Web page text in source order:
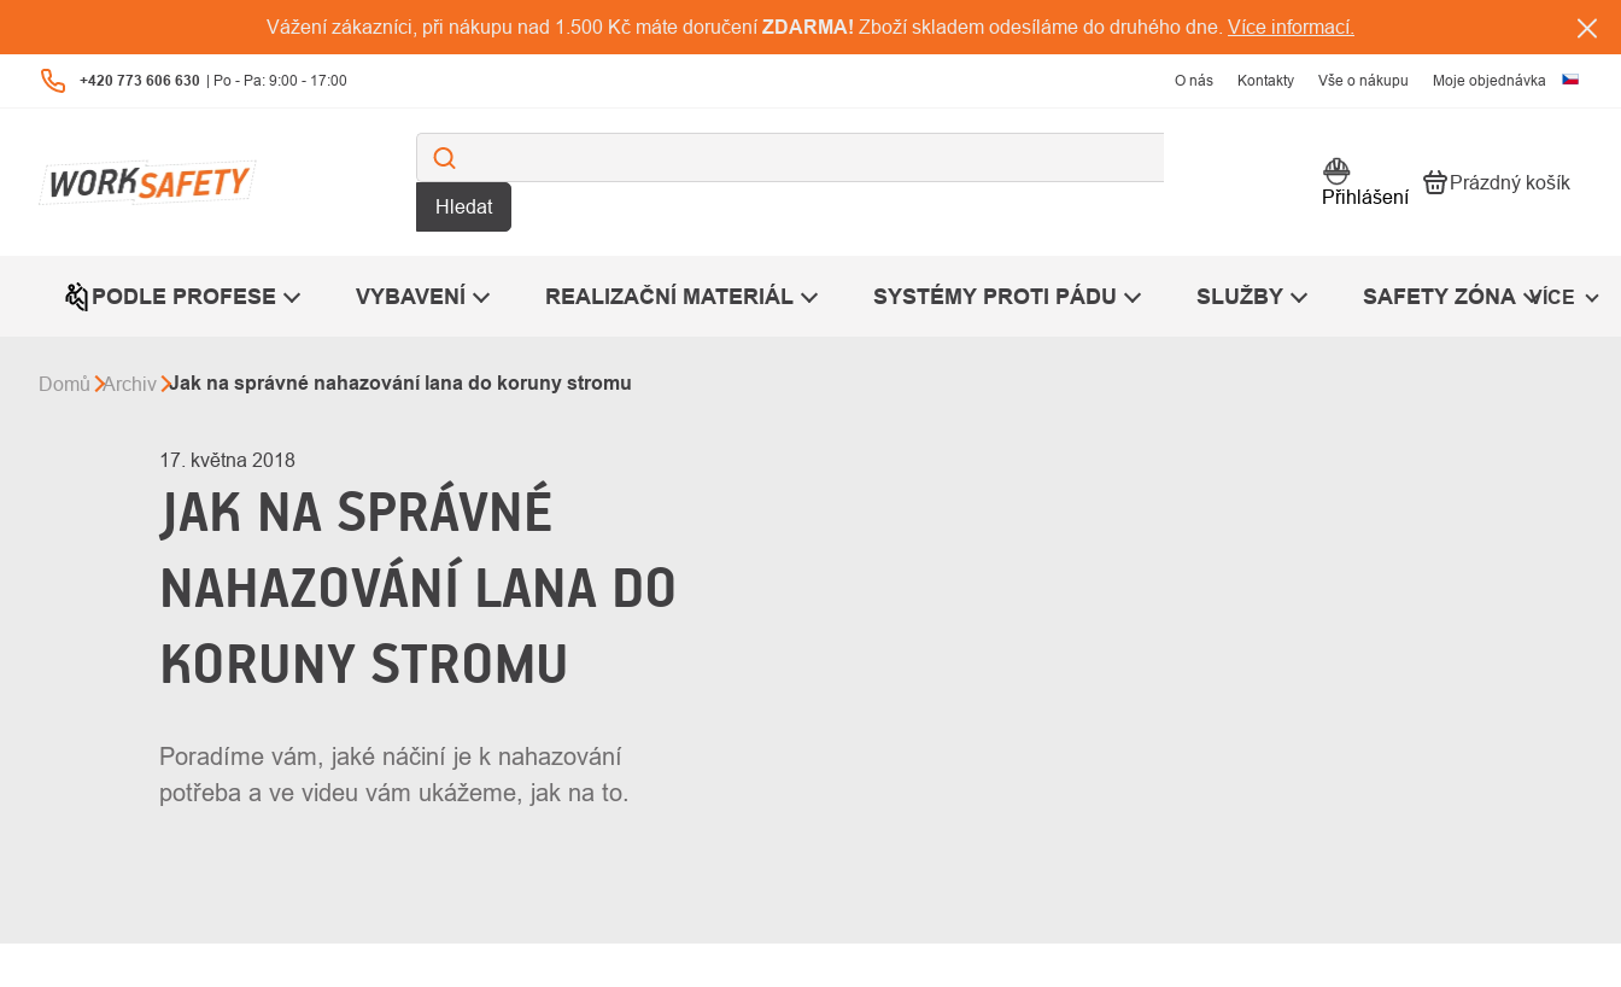
obsah
Vážení zákazníci, při nákupu nad 1.500 Kč máte doručení ZDARMA! Zboží skladem odesíláme do druhého dne. Více informací.
+420 773 606 630 O nás Kontakty Vše o nákupu Moje objednávka
Hledat Přihlášení Nákupní košík
Prázdný košík
PODLE PROFESE VYBAVENÍ REALIZAČNÍ MATERIÁL SYSTÉMY PROTI PÁDU SLUŽBY SAFETY ZÓNA VÍCE
Domů Archiv Jak na správné nahazování lana do koruny stromu
17. května 2018
JAK NA SPRÁVNÉ
NAHAZOVÁNÍ LANA DO
KORUNY STROMU
Poradíme vám, jaké náčiní je k nahazování
potřeba a ve videu vám ukážeme, jak na to.